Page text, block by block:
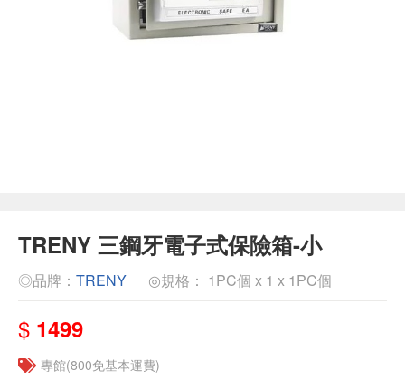
TRENY 三鋼牙電子式保險箱-小
◎品牌： TRENY ◎規格： 1PC個 x 1 x 1PC個
$ 1499
專館(800免基本運費)